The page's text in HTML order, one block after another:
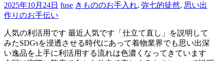
2025年10月24日 fuse きもののお手入れ, 弥七的徒然, 思い出
作りのお手伝い
人気の利活用です 最近人気です「仕立て直し」を説明して
みたSDGsを浸透させる時代にあって着物業界でも思い出深
い逸品を上手に利活用する流れは色濃くなってきています